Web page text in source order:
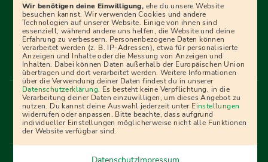
Ratgebern und Prüfungspaketen, interaktiven
Videokursen und vielem mehr. Für alle, die was werden
wollen!
Menü Fußleiste
Impressum Bildquellen Presse
Mediadaten
Partner
AGB Datenschutz
Widerrufsbelehrung
Bestellung
Affiliate Partner Cookies
Wir benötigen deine Einwilligung, ehe du unsere Website
besuchen kannst. Wir verwenden Cookies und andere
Technologien auf unserer Website. Einige von ihnen sind
essenziell, während andere uns helfen, die Website und deine
Erfahrung zu verbessern. Personenbezogene Daten können
verarbeitet werden (z. B. IP-Adressen), etwa für personalisierte
Anzeigen und Inhalte oder die Messung von Anzeigen und
Inhalten. Dabei können Daten außerhalb der Europäischen Union
übertragen und dort verarbeitet werden. Weitere Informationen
über die Verwendung deiner Daten findest du in unserer
Datenschutzerklärung. Es besteht keine Verpflichtung, in die
Verarbeitung deiner Daten einzuwilligen, um dieses Angebot zu
nutzen. Du kannst deine Auswahl jederzeit unter Einstellungen
widerrufen oder anpassen. Bitte beachte, dass aufgrund
individueller Einstellungen möglicherweise nicht alle Funktionen
der Website verfügbar sind.
DatenschutzImpressum